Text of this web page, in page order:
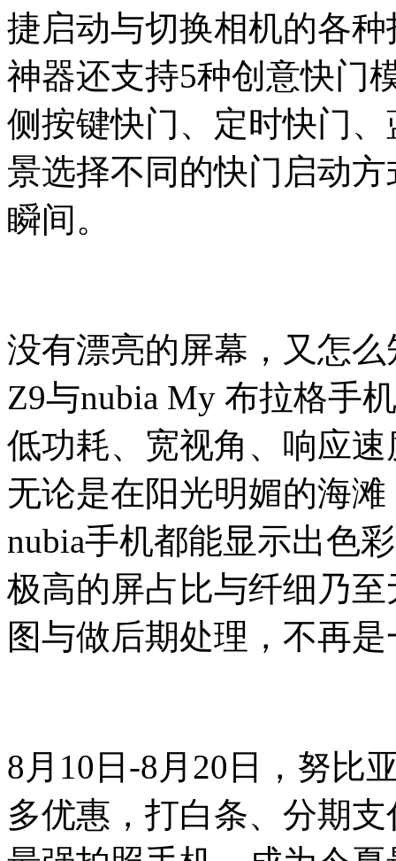
捷启动与切换相机的各
神器还支持5种创意快门
侧按键快门、定时快门
景选择不同的快门启动
瞬间。
没有漂亮的屏幕，又怎
Z9与nubia My 布拉格手
低功耗、宽视角、响应
无论是在阳光明媚的海
nubia手机都能显示出色
极高的屏占比与纤细乃
图与做后期处理，不再
8月10日-8月20日，努比
多优惠，打白条、分期